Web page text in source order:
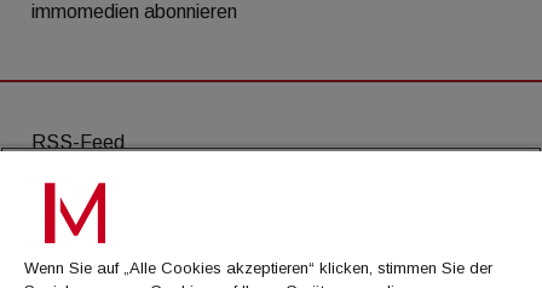
immomedien abonnieren
RSS-Feed
AGB
Datenschutz
Kontakt
Wenn Sie auf „Alle Cookies akzeptieren“ klicken, stimmen Sie der